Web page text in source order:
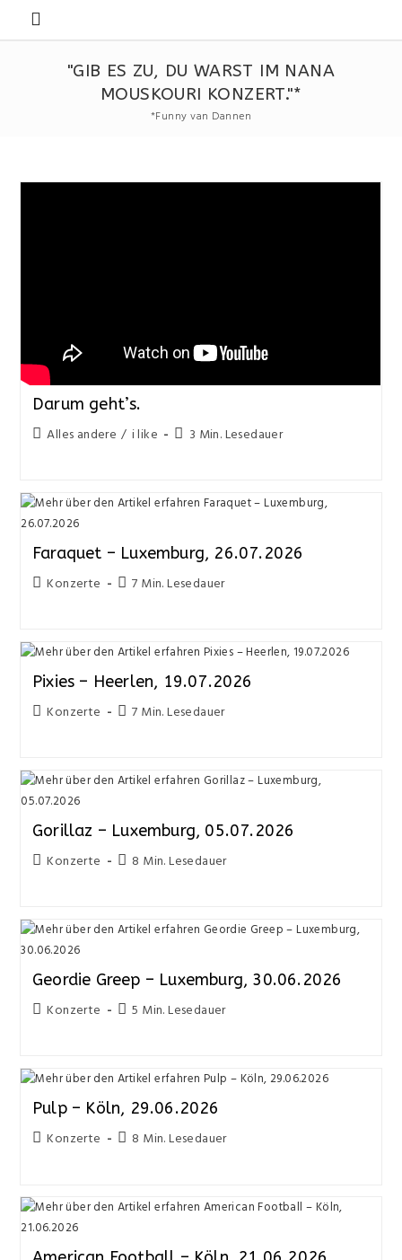
"GIB ES ZU, DU WARST IM NANA
MOUSKOURI KONZERT."*
*Funny van Dannen
Darum geht’s.
Alles andere / i like 3 Min. Lesedauer
Faraquet – Luxemburg, 26.07.2026
Konzerte 7 Min. Lesedauer
Pixies – Heerlen, 19.07.2026
Konzerte 7 Min. Lesedauer
Gorillaz – Luxemburg, 05.07.2026
Konzerte 8 Min. Lesedauer
Geordie Greep – Luxemburg, 30.06.2026
Konzerte 5 Min. Lesedauer
Pulp – Köln, 29.06.2026
Konzerte 8 Min. Lesedauer